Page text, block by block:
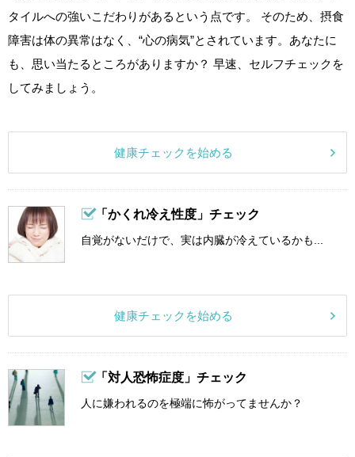
タイルへの強いこだわりがあるという点です。 そのため、摂食
障害は体の異常はなく、“心の病気”とされています。あなたに
も、思い当たるところがありますか？ 早速、セルフチェックを
してみましょう。
健康チェックを始める
「かくれ冷え性度」チェック
自覚がないだけで、実は内臓が冷えているかも...
健康チェックを始める
「対人恐怖症度」チェック
人に嫌われるのを極端に怖がってませんか？